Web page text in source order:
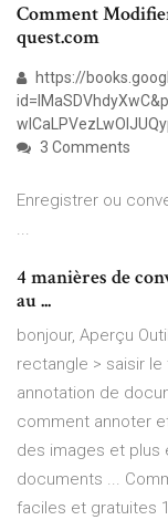
Comment
quest.com
https://
3 Comments
Enregistrer ou
...
4 manières de
au ...
bonjour, Aperçu
rectangle > saisir
annotation de
comment annoter
des images et plus
documents ...
faciles et gratuites